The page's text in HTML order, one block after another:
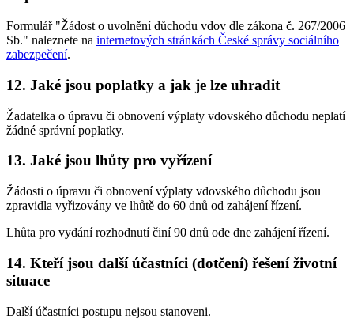
Formulář "Žádost o uvolnění důchodu vdov dle zákona č. 267/2006
Sb." naleznete na internetových stránkách České správy sociálního
zabezpečení.
12. Jaké jsou poplatky a jak je lze uhradit
Žadatelka o úpravu či obnovení výplaty vdovského důchodu neplatí
žádné správní poplatky.
13. Jaké jsou lhůty pro vyřízení
Žádosti o úpravu či obnovení výplaty vdovského důchodu jsou
zpravidla vyřizovány ve lhůtě do 60 dnů od zahájení řízení.
Lhůta pro vydání rozhodnutí činí 90 dnů ode dne zahájení řízení.
14. Kteří jsou další účastníci (dotčení) řešení životní
situace
Další účastníci postupu nejsou stanoveni.